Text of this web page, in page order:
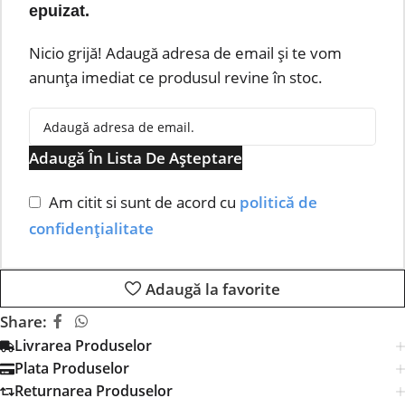
epuizat.
Nicio grijă! Adaugă adresa de email și te vom
anunța imediat ce produsul revine în stoc.
Adaugă În Lista De Așteptare
Am citit si sunt de acord cu politică de
confidențialitate
Adaugă la favorite
Share:
Livrarea Produselor
Plata Produselor
Returnarea Produselor